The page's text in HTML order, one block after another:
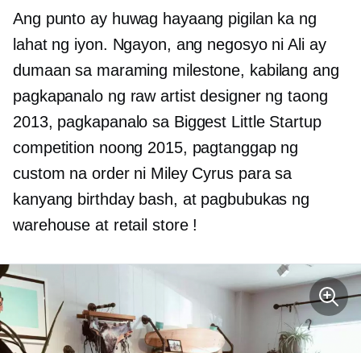
Ang punto ay huwag hayaang pigilan ka ng
lahat ng iyon. Ngayon, ang negosyo ni Ali ay
dumaan sa maraming milestone, kabilang ang
pagkapanalo ng raw artist designer ng taong
2013, pagkapanalo sa Biggest Little Startup
competition noong 2015, pagtanggap ng
custom na order ni Miley Cyrus para sa
kanyang birthday bash, at pagbubukas ng
warehouse at retail store !